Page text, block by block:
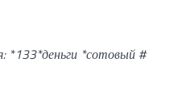
*133*деньги *сотовый #